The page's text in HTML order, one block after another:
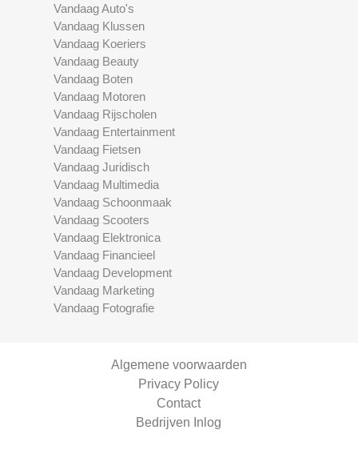
Vandaag Auto's
Vandaag Klussen
Vandaag Koeriers
Vandaag Beauty
Vandaag Boten
Vandaag Motoren
Vandaag Rijscholen
Vandaag Entertainment
Vandaag Fietsen
Vandaag Juridisch
Vandaag Multimedia
Vandaag Schoonmaak
Vandaag Scooters
Vandaag Elektronica
Vandaag Financieel
Vandaag Development
Vandaag Marketing
Vandaag Fotografie
Algemene voorwaarden
Privacy Policy
Contact
Bedrijven Inlog